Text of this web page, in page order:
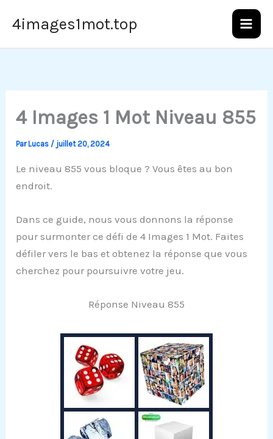
4images1mot.top
4 Images 1 Mot Niveau 855
ParLucas / juillet 20, 2024
Le niveau 855 vous bloque ? Vous êtes au bon
endroit.
Dans ce guide, nous vous donnons la réponse
pour surmonter ce défi de 4 Images 1 Mot. Faites
défiler vers le bas et obtenez la réponse que vous
cherchez pour poursuivre votre jeu.
Réponse Niveau 855